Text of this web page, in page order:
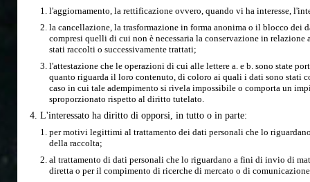
l'aggiornamento, la rettificazione ovvero, quando vi ha interesse,
la cancellazione, la trasformazione in forma anonima o il blocco dei
compresi quelli di cui non è necessaria la conservazione in
stati raccolti o successivamente trattati;
l'attestazione che le operazioni di cui alle lettere a. e b. sono state
quanto riguarda il loro contenuto, di coloro ai quali i dati sono stati
caso in cui tale adempimento si rivela impossibile o comporta un
sproporzionato rispetto al diritto tutelato.
L'interessato ha diritto di opporsi, in tutto o in parte:
per motivi legittimi al trattamento dei dati personali che lo
della raccolta;
al trattamento di dati personali che lo riguardano a fini di invio di
diretta o per il compimento di ricerche di mercato o di